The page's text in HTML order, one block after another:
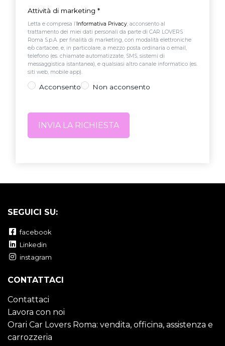
Attività di marketing *
Letta e compresa l’ Informativa Privacy, acconsento al
trattamento dei miei dati personali da parte di CAR LOVERS
Roma S.p.A. per finalità di marketing, con modalità elettroniche
e/o cartacee, e, in particolare, a mezzo posta ordinaria o email,
telefono (es. chiamate automatizzate, SMS, sistemi di
messaggistica istantanea), e qualsiasi altro canale informatico (es.
siti web, mobile app).
Acconsento Non acconsento
SEGUICI SU:
facebook
Linkedin
instagram
CONTATTACI
Contattaci
Lavora con noi
Orari Car Lovers Roma: vendita, officina, assistenza e
carrozzeria